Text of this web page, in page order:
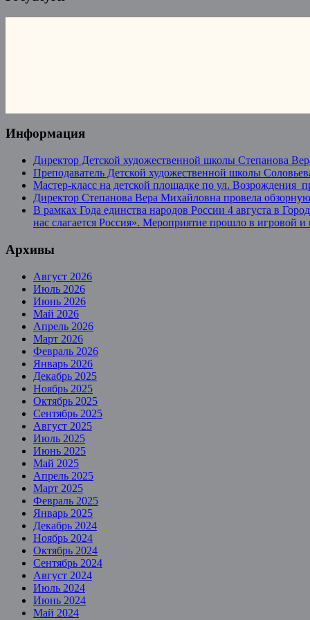
Информация
Директор Детской художественной школы Степанова
Преподаватель Детской художественной школы
Мастер-класс на детской площадке по ул. Возрождения
Директор Степанова Вера Михайловна провела
В рамках Года единства народов России 4 августа в
нас слагается Россия». Мероприятие прошло в игровой
Архивы
Август 2026
Июль 2026
Июнь 2026
Май 2026
Апрель 2026
Март 2026
Февраль 2026
Январь 2026
Декабрь 2025
Ноябрь 2025
Октябрь 2025
Сентябрь 2025
Август 2025
Июль 2025
Июнь 2025
Май 2025
Апрель 2025
Март 2025
Февраль 2025
Январь 2025
Декабрь 2024
Ноябрь 2024
Октябрь 2024
Сентябрь 2024
Август 2024
Июль 2024
Июнь 2024
Май 2024